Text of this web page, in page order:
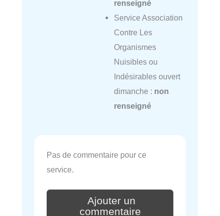
renseigné
Service Association
Contre Les
Organismes
Nuisibles ou
Indésirables ouvert
dimanche : non
renseigné
Pas de commentaire pour ce
service.
Ajouter un
commentaire